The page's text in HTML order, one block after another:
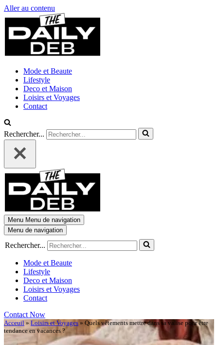
Aller au contenu
Mode et Beaute
Lifestyle
Deco et Maison
Loisirs et Voyages
Contact
Rechercher...
Menu Menu de navigation
Menu de navigation
Rechercher...
Mode et Beaute
Lifestyle
Deco et Maison
Loisirs et Voyages
Contact
Contact Now
Acceuil » Loisirs et Voyages » Quels vêtements mettre dans sa valise pour être
tendance en vacances ?